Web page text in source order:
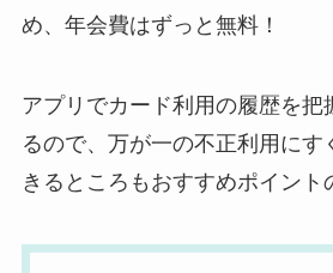
め、年会費はずっと無料！
アプリでカード利用の履歴を把
るので、万が一の不正利用にす
きるところもおすすめポイント